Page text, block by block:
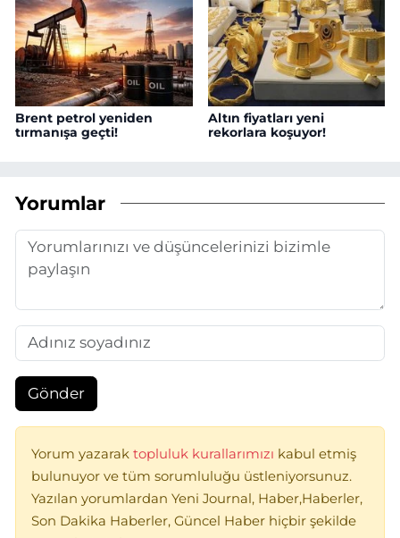
Brent petrol yeniden
tırmanışa geçti!
Altın fiyatları yeni
rekorlara koşuyor!
Yorumlar
Gönder
Yorum yazarak topluluk kurallarımızı kabul etmiş
bulunuyor ve tüm sorumluluğu üstleniyorsunuz.
Yazılan yorumlardan Yeni Journal, Haber,Haberler,
Son Dakika Haberler, Güncel Haber hiçbir şekilde